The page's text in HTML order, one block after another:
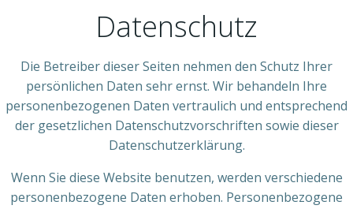
Datenschutz
Die Betreiber dieser Seiten nehmen den Schutz Ihrer
persönlichen Daten sehr ernst. Wir behandeln Ihre
personenbezogenen Daten vertraulich und entsprechend
der gesetzlichen Datenschutzvorschriften sowie dieser
Datenschutzerklärung.
Wenn Sie diese Website benutzen, werden verschiedene
personenbezogene Daten erhoben. Personenbezogene